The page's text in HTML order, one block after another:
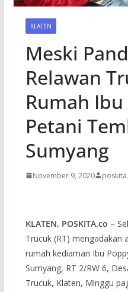
KLATEN
Meski
Relawan
Rumah Ibu
Petani
Sumyang
November 9, 2020
KLATEN, POSKITA.co –
Trucuk (RT) mengadakan
rumah kediaman Ibu
Sumyang, RT 2/RW 6,
Trucuk, Klaten, Minggu